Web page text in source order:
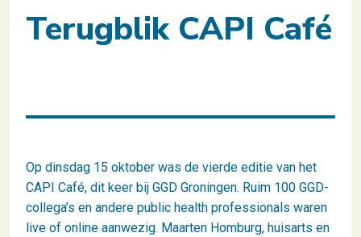
Terugblik CAPI Café
Op dinsdag 15 oktober was de vierde editie van het
CAPI Café, dit keer bij GGD Groningen. Ruim 100 GGD-
collega’s en andere public health professionals waren
live of online aanwezig. Maarten Homburg, huisarts en